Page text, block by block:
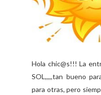
Hola chic@s!!! La
SOL,,,,,tan bueno
para otras, pero